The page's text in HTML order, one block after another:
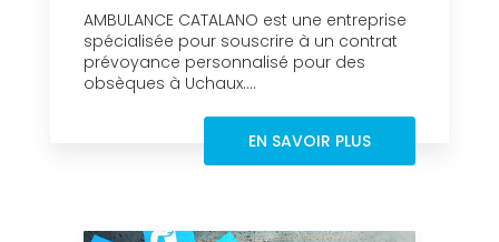
AMBULANCE CATALANO est une entreprise
spécialisée pour souscrire à un contrat
prévoyance personnalisé pour des
obsèques à Uchaux....
EN SAVOIR PLUS